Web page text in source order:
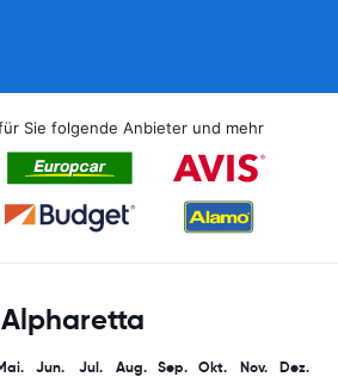
Sie folgende Anbieter und mehr
Jun. Jul. Aug. Sep. Okt. Nov. Dez.